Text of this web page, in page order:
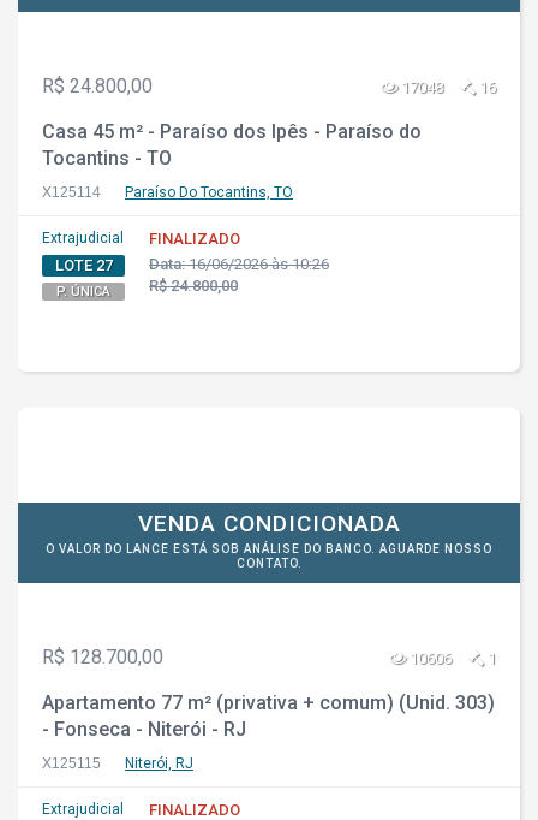
R$ 24.800,00 17048 16
Casa 45 m² - Paraíso dos Ipês - Paraíso do
Tocantins - TO
X125114 Paraíso Do Tocantins, TO
Extrajudicial
LOTE 27
P. ÚNICA
FINALIZADO
Data:16/06/2026 às 10:26
R$ 24.800,00
VENDA CONDICIONADA
O VALOR DO LANCE ESTÁ SOB ANÁLISE DO BANCO. AGUARDE NOSSO
CONTATO.
R$ 128.700,00 10606 1
Apartamento 77 m² (privativa + comum) (Unid. 303)
- Fonseca - Niterói - RJ
X125115 Niterói, RJ
Extrajudicial
FINALIZADO